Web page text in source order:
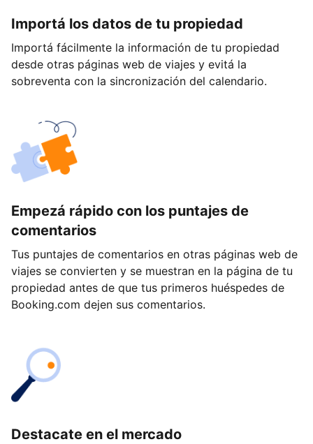
Importá los datos de tu propiedad
Importá fácilmente la información de tu propiedad
desde otras páginas web de viajes y evitá la
sobreventa con la sincronización del calendario.
Empezá rápido con los puntajes de
comentarios
Tus puntajes de comentarios en otras páginas web de
viajes se convierten y se muestran en la página de tu
propiedad antes de que tus primeros huéspedes de
Booking.com dejen sus comentarios.
Destacate en el mercado